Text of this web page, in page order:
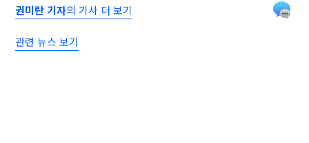
권미란 기자의 기사 더 보기
관련 뉴스 보기